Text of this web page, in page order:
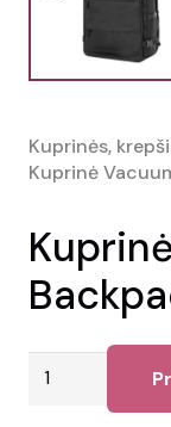
Kuprinės,
Kuprinė
produkto